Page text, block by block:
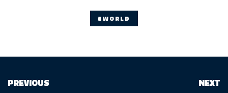
#WORLD
PREVIOUS NEXT